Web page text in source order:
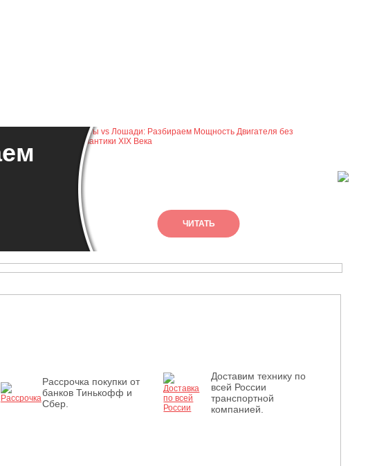
ЧИТАТЬ
Рассрочка покупки от
банков Тинькофф и
Сбер.
Доставим технику по
всей России
транспортной
компанией.